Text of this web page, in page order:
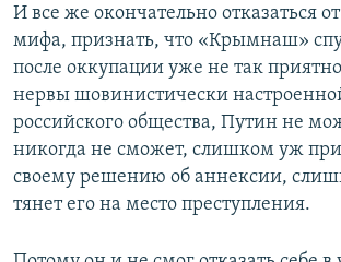
И все же окончательно отказаться
мифа, признать, что «Крымнаш»
после оккупации уже не так
нервы шовинистически
российского общества, Путин не
никогда не сможет, слишком уж
своему решению об аннексии,
тянет его на место преступления.